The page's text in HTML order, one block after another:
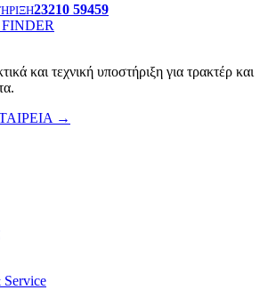
23210 59459
και τεχνική υποστήριξη για τρακτέρ και
→